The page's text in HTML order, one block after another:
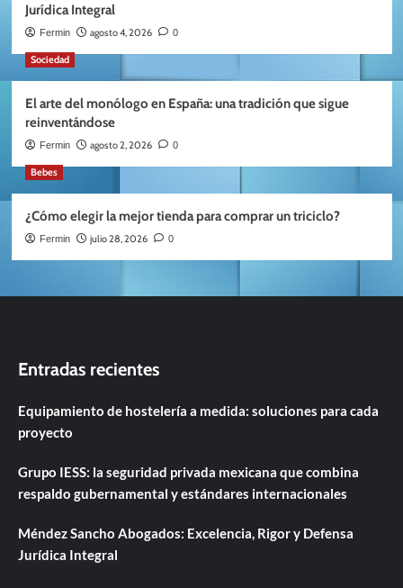
Jurídica Integral
Fermin agosto 4, 2026 0
Sociedad
El arte del monólogo en España: una tradición que sigue
reinventándose
Fermin agosto 2, 2026 0
Bebes
¿Cómo elegir la mejor tienda para comprar un triciclo?
Fermin julio 28, 2026 0
Entradas recientes
Equipamiento de hostelería a medida: soluciones para cada
proyecto
Grupo IESS: la seguridad privada mexicana que combina
respaldo gubernamental y estándares internacionales
Méndez Sancho Abogados: Excelencia, Rigor y Defensa
Jurídica Integral